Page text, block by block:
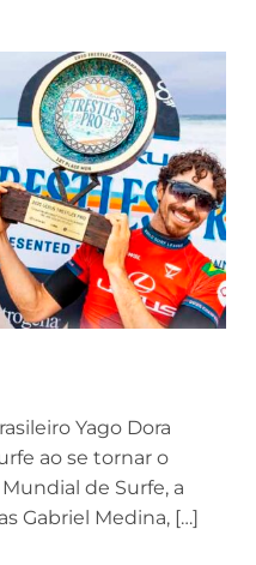
Yago Dora
ao se tornar o
de Surfe, a
Gabriel Medina, […]